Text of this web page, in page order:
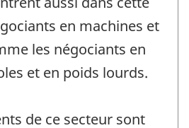
en machines et
les négociants en
et en poids lourds.
de ce secteur sont